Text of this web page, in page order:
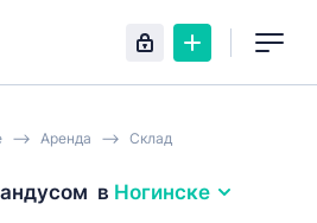
Аренда Склад
в Ногинске